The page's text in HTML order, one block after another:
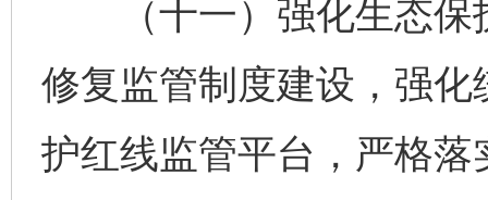
（十一）强化生态保
修复监管制度建设，强
护红线监管平台，严格